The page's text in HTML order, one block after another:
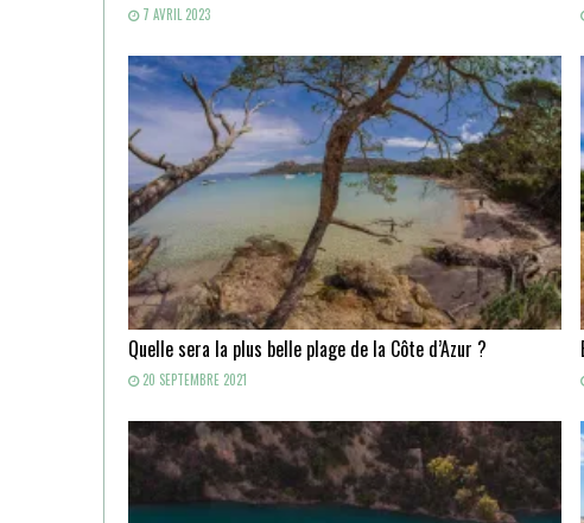
7 AVRIL 2023
Quelle sera la plus belle plage de la Côte d’Azur ?
20 SEPTEMBRE 2021